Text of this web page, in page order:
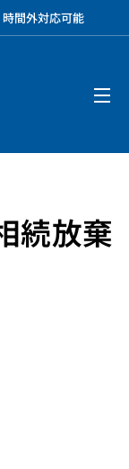
間外対応可能
続放棄